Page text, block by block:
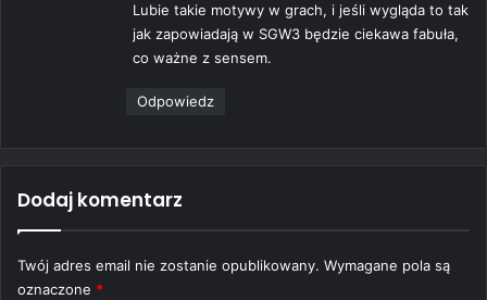
Lubie takie motywy w grach, i jeśli wygląda to tak
jak zapowiadają w SGW3 będzie ciekawa fabuła,
co ważne z sensem.
Odpowiedz
Dodaj komentarz
Twój adres email nie zostanie opublikowany. Wymagane pola są
oznaczone *